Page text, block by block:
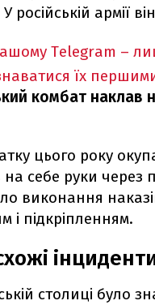
У російській армії
Telegram –
їх
комбат
цього року
себе руки через
виконання
і підкріпленням.
столиці було